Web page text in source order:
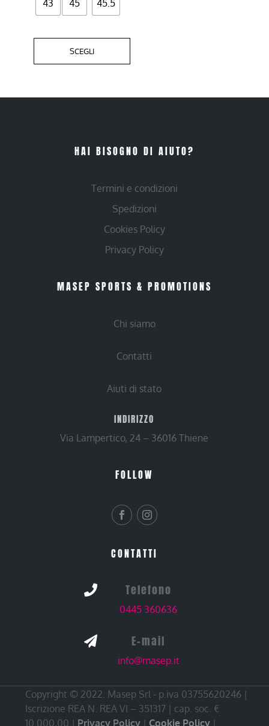
43 45 45.5
SCEGLI
HAI BISOGNO DI AIUTO?
Termini e condizioni
Spedizioni
Cookies Policy
Privacy Policy
MASEP SPORTS & PROMOTIONS
Chi siamo
Contatti
Aiuti di stato
INDIRIZZO
Via Lampertico, 24 – 36016 Thiene
FOLLOW
CONTATTI
 Telefono
0445 360636
 E-mail
info@masep.it
Copyright © 2022. Masep Srl - p.iva 03755620246 |
Iscrizione REA N. REA VI – 351317 | cap. soc. €
10.000,00 | Privacy Policy | Cookie Policy |